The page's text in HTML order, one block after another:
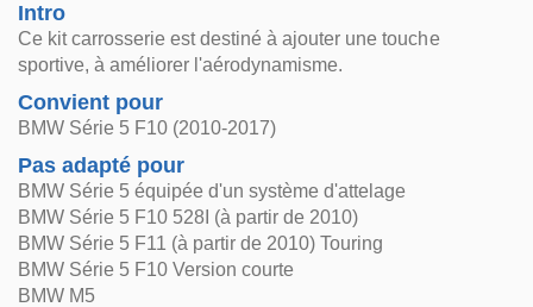
Intro
Ce kit carrosserie est destiné à ajouter une touche
sportive, à améliorer l'aérodynamisme.
Convient pour
BMW Série 5 F10 (2010-2017)
Pas adapté pour
BMW Série 5 équipée d'un système d'attelage
BMW Série 5 F10 528I (à partir de 2010)
BMW Série 5 F11 (à partir de 2010) Touring
BMW Série 5 F10 Version courte
BMW M5